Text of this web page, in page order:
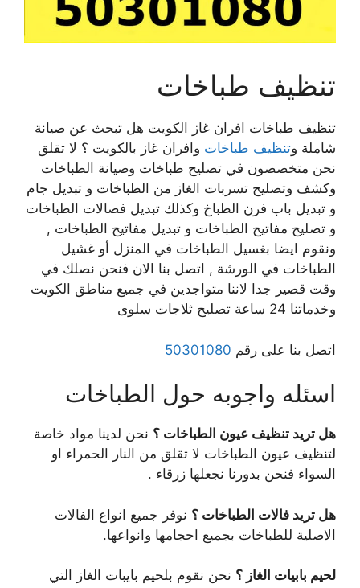
تنظيف طباخات
تنظيف طباخات افران غاز الكويت هل تبحث عن صيانة
شاملة وتنظيف طباخات وافران غاز بالكويت ؟ لا تقلق
نحن متخصصون في تصليح طباخات وصيانة الطباخات
وكشف وتصليح تسربات الغاز من الطباخات و تبديل جام
و تبديل باب فرن الطباخ وكذلك تبديل فصالات الطباخات
و تصليح مفاتيح الطباخات و تبديل مفاتيح الطباخات ,
ونقوم ايضا بغسيل الطباخات في المنزل أو غشيل
الطباخات في الورشة , اتصل بنا الان فنحن نصلك في
وقت قصير جدا لاننا متواجدين في جميع مناطق الكويت
وخدماتنا 24 ساعة تصليح ثلاجات سلوى
اتصل بنا على رقم 50301080
اسئله واجوبه حول الطباخات
هل تريد تنظيف عيون الطباخات ؟ نحن لدينا مواد خاصة
لتنظيف عيون الطباخات لا تقلق من النار الحمراء او
السواء فنحن بدورنا نجعلها زرقاء .
هل تريد فالات الطباخات ؟ نوفر جميع انواع الفالات
الاصلية للطباخات بجميع احجامها وانواعها.
لحيم بابيات الغاز ؟ نحن نقوم بلحيم بايبات الغاز التي